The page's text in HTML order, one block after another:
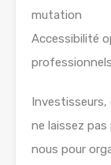
mutation
Accessibilité
professionnels
Investisseurs,
ne laissez
nous pour